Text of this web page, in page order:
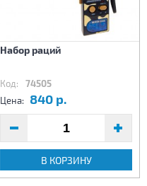
Набор раций
Код: 74505
Цена: 840 р.
В КОРЗИНУ